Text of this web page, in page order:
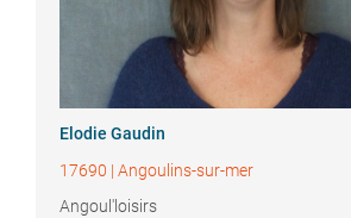
Elodie Gaudin
17690 | Angoulins-sur-mer
Angoul'loisirs